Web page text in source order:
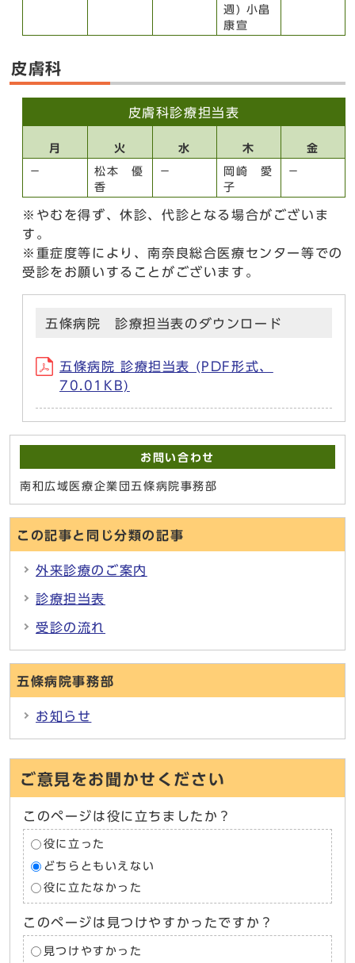
週) 小畠
康宣
皮膚科
皮膚科診療担当表
月 火 水 木 金
－
松本 優
香
－
岡崎 愛
子
－
※やむを得ず、休診、代診となる場合がございま
す。
※重症度等により、南奈良総合医療センター等での
受診をお願いすることがございます。
五條病院 診療担当表のダウンロード
五條病院 診療担当表 (PDF形式、
70.01KB)
お問い合わせ
南和広域医療企業団五條病院事務部
この記事と同じ分類の記事
外来診療のご案内
診療担当表
受診の流れ
五條病院事務部
お知らせ
ご意見をお聞かせください
このページは役に立ちましたか？
役に立った
どちらともいえない
役に立たなかった
このページは見つけやすかったですか？
見つけやすかった